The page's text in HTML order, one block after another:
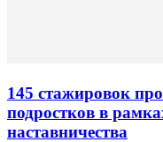
145 стажировок
подростков в
наставничества